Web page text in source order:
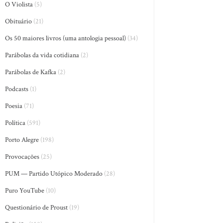
O Violista (5)
Obituário (21)
Os 50 maiores livros (uma antologia pessoal) (34)
Parábolas da vida cotidiana (2)
Parábolas de Kafka (2)
Podcasts (1)
Poesia (71)
Política (591)
Porto Alegre (198)
Provocações (25)
PUM — Partido Utópico Moderado (28)
Puro YouTube (10)
Questionário de Proust (19)